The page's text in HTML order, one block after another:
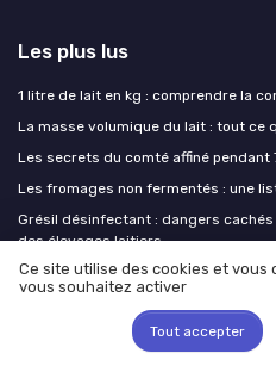
Les plus lus
1 litre de lait en kg : comprendre la
La masse volumique du lait : tout ce
Les secrets du comté affiné pendant
Les fromages non fermentés : une
Grésil désinfectant : dangers cachés
des élevages laitiers
Réfrigérant R12 : héritage, risques
Ce site utilise des cookies et vous
vous souhaitez activer
Tout accepter